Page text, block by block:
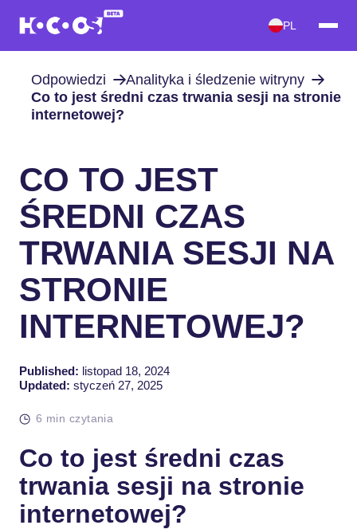
PL
Odpowiedzi
Analityka i śledzenie witryny
Co to jest średni czas trwania sesji na stronie
internetowej?
CO TO JEST
ŚREDNI CZAS
TRWANIA SESJI NA
STRONIE
INTERNETOWEJ?
Published: listopad 18, 2024
Updated: styczeń 27, 2025
6 min czytania
Co to jest średni czas
trwania sesji na stronie
internetowej?